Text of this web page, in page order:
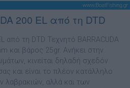
200 EL από τη DTD
από τη DTD Τεχνητό BARRACUDA
και βάρος 25gr. Ανήκει στην
κινείται δηλαδή σχεδόν
και είναι το πλέον κατάλληλο
λαβρακιών, αλλά και των